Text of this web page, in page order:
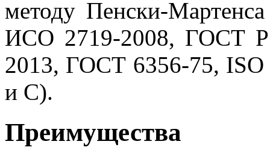
методу Пенски-
ИСО 2719-2008, ГОСТ
2013, ГОСТ 6356-75,
и С).
Преимущества